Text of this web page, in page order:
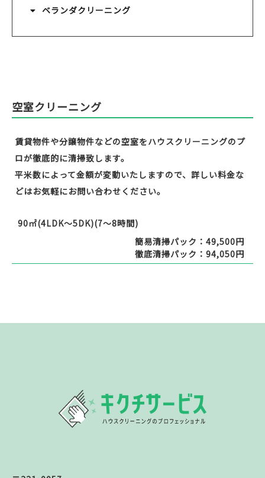
ベランダクリーニング
空室クリーニング
賃貸物件や分譲物件などの空室をハウスクリーニングのプ
ロが徹底的に清掃致します。
平米数によって金額が変動いたしますので、詳しい料金な
どはお気軽にお問い合わせください。
90㎡(4LDK～5DK)(7～8時間)
簡易清掃パック：49,500円
徹底清掃パック：94,050円